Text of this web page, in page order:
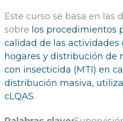
Este curso se basa en las
sobre los procedimientos
calidad de las actividades
hogares y distribución de
con insecticida (MTI) en
distribución masiva,
cLQAS.